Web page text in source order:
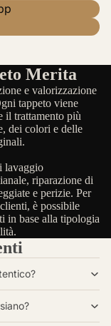
Merita
e valorizzazione
tappeto viene
il trattamento più
dei colori e delle
lavaggio
riparazione di
e perizie. Per
è possibile
in base alla tipologia